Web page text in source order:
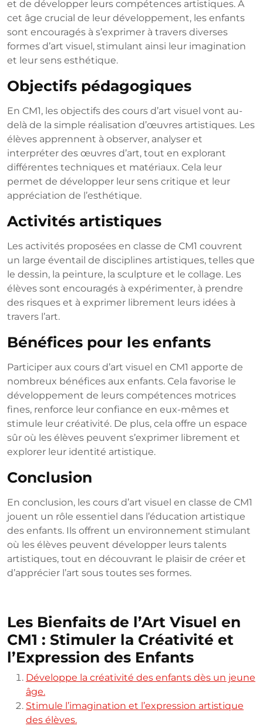
et de développer leurs compétences artistiques. À
cet âge crucial de leur développement, les enfants
sont encouragés à s’exprimer à travers diverses
formes d’art visuel, stimulant ainsi leur imagination
et leur sens esthétique.
Objectifs pédagogiques
En CM1, les objectifs des cours d’art visuel vont au-
delà de la simple réalisation d’œuvres artistiques. Les
élèves apprennent à observer, analyser et
interpréter des œuvres d’art, tout en explorant
différentes techniques et matériaux. Cela leur
permet de développer leur sens critique et leur
appréciation de l’esthétique.
Activités artistiques
Les activités proposées en classe de CM1 couvrent
un large éventail de disciplines artistiques, telles que
le dessin, la peinture, la sculpture et le collage. Les
élèves sont encouragés à expérimenter, à prendre
des risques et à exprimer librement leurs idées à
travers l’art.
Bénéfices pour les enfants
Participer aux cours d’art visuel en CM1 apporte de
nombreux bénéfices aux enfants. Cela favorise le
développement de leurs compétences motrices
fines, renforce leur confiance en eux-mêmes et
stimule leur créativité. De plus, cela offre un espace
sûr où les élèves peuvent s’exprimer librement et
explorer leur identité artistique.
Conclusion
En conclusion, les cours d’art visuel en classe de CM1
jouent un rôle essentiel dans l’éducation artistique
des enfants. Ils offrent un environnement stimulant
où les élèves peuvent développer leurs talents
artistiques, tout en découvrant le plaisir de créer et
d’apprécier l’art sous toutes ses formes.
Les Bienfaits de l’Art Visuel en
CM1 : Stimuler la Créativité et
l’Expression des Enfants
Développe la créativité des enfants dès un jeune
âge.
Stimule l’imagination et l’expression artistique
des élèves.